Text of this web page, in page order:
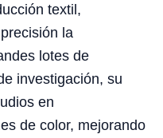
textil,
la
lotes de
investigación, su
en
de color, mejorando